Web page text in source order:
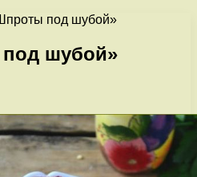
под шубой»
шубой»